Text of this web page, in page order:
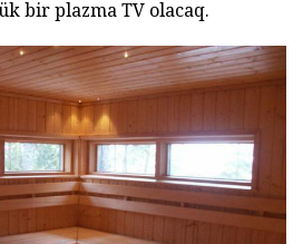
bir plazma TV olacaq.